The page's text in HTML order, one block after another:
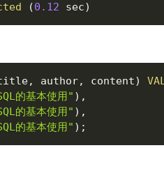
(0.12 sec)
, author, content)
的基本使用" ) ,
的基本使用" ) ,
的基本使用" ) ;